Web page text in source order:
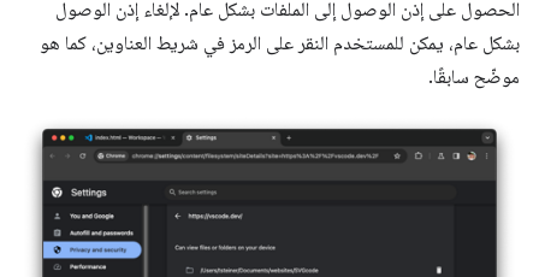
الحصول على إذن الوصول إلى الملفات بشكل عام. لإلغاء إذن الوصول
بشكل عام، يمكن للمستخدم النقر على الرمز في شريط العناوين، كما هو
موضّح سابقًا.